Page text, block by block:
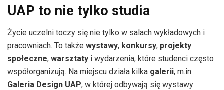
UAP to nie tylko studia
Życie uczelni toczy się nie tylko w salach wykładowych i
pracowniach. To także wystawy, konkursy, projekty
społeczne, warsztaty i wydarzenia, które studenci często
współorganizują. Na miejscu działa kilka galerii, m.in.
Galeria Design UAP, w której odbywają się wystawy